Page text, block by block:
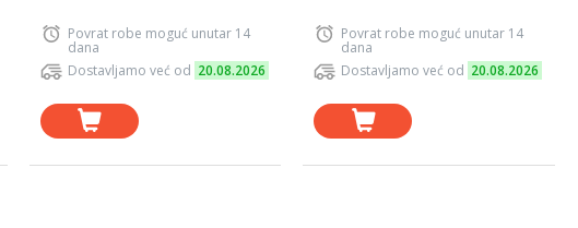
Povrat robe moguć unutar 14
dana
Dostavljamo već od 20.08.2026
Povrat robe moguć unutar 14
dana
Dostavljamo već od 20.08.2026